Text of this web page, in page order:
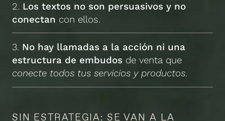
2. Los textos no son persuasivos y no
conectan con ellos.
3. No hay llamadas a la acción ni una
estructura de embudos de venta que
conecte todos tus servicios y productos.
SIN ESTRATEGIA: SE VAN A LA